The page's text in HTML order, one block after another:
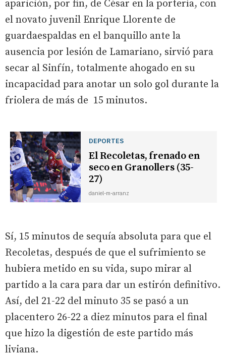
aparición, por fin, de César en la portería, con
el novato juvenil Enrique Llorente de
guardaespaldas en el banquillo ante la
ausencia por lesión de Lamariano, sirvió para
secar al Sinfín, totalmente ahogado en su
incapacidad para anotar un solo gol durante la
friolera de más de 15 minutos.
DEPORTES
El Recoletas, frenado en
seco en Granollers (35-
27)
daniel-m-arranz
Sí, 15 minutos de sequía absoluta para que el
Recoletas, después de que el sufrimiento se
hubiera metido en su vida, supo mirar al
partido a la cara para dar un estirón definitivo.
Así, del 21-22 del minuto 35 se pasó a un
placentero 26-22 a diez minutos para el final
que hizo la digestión de este partido más
liviana.